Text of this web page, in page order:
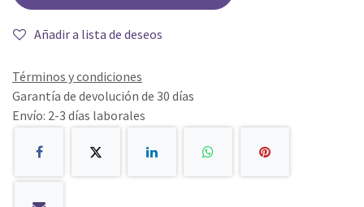
Añadir a lista de deseos
Términos y condiciones
Garantía de devolución de 30 días
Envío: 2-3 días laborales